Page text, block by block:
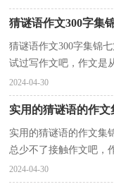
猜谜语作文300字集
猜谜语作文300字集锦
试过写作文吧，作文是
的简要的、自己能明白
2024-04-30
实用的猜谜语的作文
实用的猜谜语的作文集
总少不了接触作文吧，
非限时作文。还是对作
2024-04-30